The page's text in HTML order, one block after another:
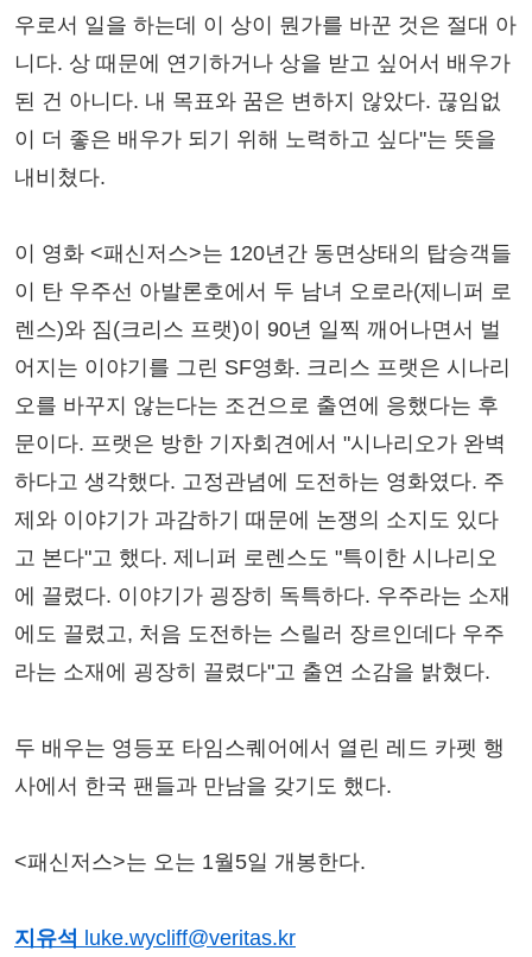
우로서 일을 하는데 이 상이 뭔가를 바꾼 것은 절대 아
니다. 상 때문에 연기하거나 상을 받고 싶어서 배우가
된 건 아니다. 내 목표와 꿈은 변하지 않았다. 끊임없
이 더 좋은 배우가 되기 위해 노력하고 싶다"는 뜻을
내비쳤다.
이 영화 <패신저스>는 120년간 동면상태의 탑승객들
이 탄 우주선 아발론호에서 두 남녀 오로라(제니퍼 로
렌스)와 짐(크리스 프랫)이 90년 일찍 깨어나면서 벌
어지는 이야기를 그린 SF영화. 크리스 프랫은 시나리
오를 바꾸지 않는다는 조건으로 출연에 응했다는 후
문이다. 프랫은 방한 기자회견에서 "시나리오가 완벽
하다고 생각했다. 고정관념에 도전하는 영화였다. 주
제와 이야기가 과감하기 때문에 논쟁의 소지도 있다
고 본다"고 했다. 제니퍼 로렌스도 "특이한 시나리오
에 끌렸다. 이야기가 굉장히 독특하다. 우주라는 소재
에도 끌렸고, 처음 도전하는 스릴러 장르인데다 우주
라는 소재에 굉장히 끌렸다"고 출연 소감을 밝혔다.
두 배우는 영등포 타임스퀘어에서 열린 레드 카펫 행
사에서 한국 팬들과 만남을 갖기도 했다.
<패신저스>는 오는 1월5일 개봉한다.
지유석 luke.wycliff@veritas.kr